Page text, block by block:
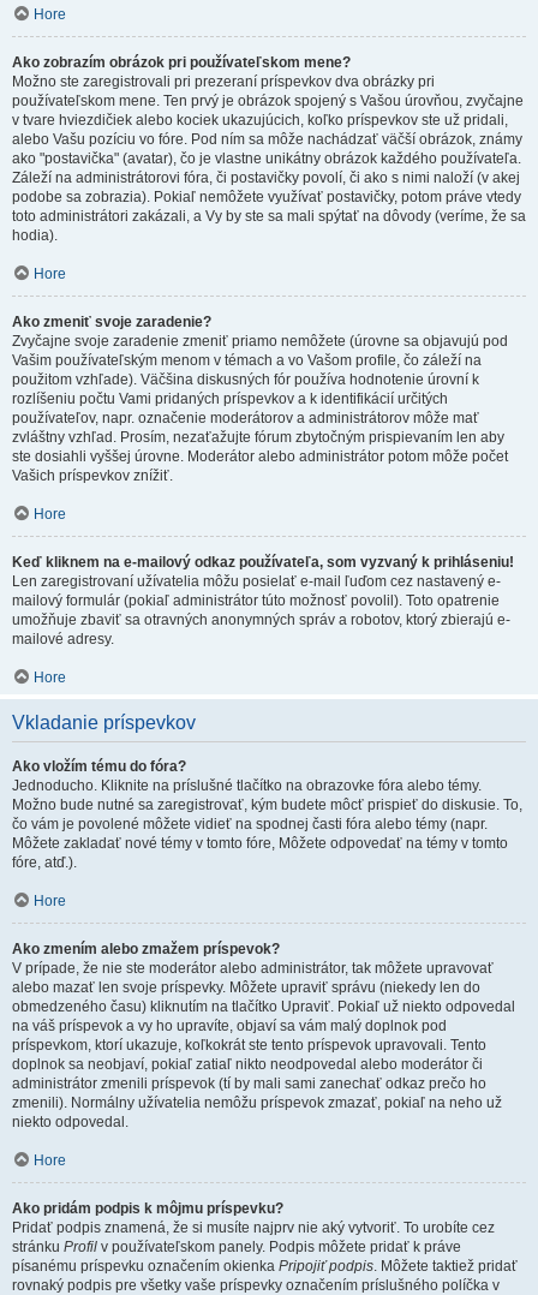
Hore
Ako zobrazím obrázok pri používateľskom mene?
Možno ste zaregistrovali pri prezeraní príspevkov dva obrázky pri
používateľskom mene. Ten prvý je obrázok spojený s Vašou úrovňou, zvyčajne
v tvare hviezdičiek alebo kociek ukazujúcich, koľko príspevkov ste už pridali,
alebo Vašu pozíciu vo fóre. Pod ním sa môže nachádzať väčší obrázok, známy
ako "postavička" (avatar), čo je vlastne unikátny obrázok každého používateľa.
Záleží na administrátorovi fóra, či postavičky povolí, či ako s nimi naloží (v akej
podobe sa zobrazia). Pokiaľ nemôžete využívať postavičky, potom práve vtedy
toto administrátori zakázali, a Vy by ste sa mali spýtať na dôvody (veríme, že sa
hodia).
Hore
Ako zmeniť svoje zaradenie?
Zvyčajne svoje zaradenie zmeniť priamo nemôžete (úrovne sa objavujú pod
Vašim používateľským menom v témach a vo Vašom profile, čo záleží na
použitom vzhľade). Väčšina diskusných fór používa hodnotenie úrovní k
rozlíšeniu počtu Vami pridaných príspevkov a k identifikácií určitých
používateľov, napr. označenie moderátorov a administrátorov môže mať
zvláštny vzhľad. Prosím, nezaťažujte fórum zbytočným prispievaním len aby
ste dosiahli vyššej úrovne. Moderátor alebo administrátor potom môže počet
Vašich príspevkov znížiť.
Hore
Keď kliknem na e-mailový odkaz používateľa, som vyzvaný k prihláseniu!
Len zaregistrovaní užívatelia môžu posielať e-mail ľuďom cez nastavený e-
mailový formulár (pokiaľ administrátor túto možnosť povolil). Toto opatrenie
umožňuje zbaviť sa otravných anonymných správ a robotov, ktorý zbierajú e-
mailové adresy.
Hore
Vkladanie príspevkov
Ako vložím tému do fóra?
Jednoducho. Kliknite na príslušné tlačítko na obrazovke fóra alebo témy.
Možno bude nutné sa zaregistrovať, kým budete môcť prispieť do diskusie. To,
čo vám je povolené môžete vidieť na spodnej časti fóra alebo témy (napr.
Môžete zakladať nové témy v tomto fóre, Môžete odpovedať na témy v tomto
fóre, atď.).
Hore
Ako zmením alebo zmažem príspevok?
V prípade, že nie ste moderátor alebo administrátor, tak môžete upravovať
alebo mazať len svoje príspevky. Môžete upraviť správu (niekedy len do
obmedzeného času) kliknutím na tlačítko Upraviť. Pokiaľ už niekto odpovedal
na váš príspevok a vy ho upravíte, objaví sa vám malý doplnok pod
príspevkom, ktorí ukazuje, koľkokrát ste tento príspevok upravovali. Tento
doplnok sa neobjaví, pokiaľ zatiaľ nikto neodpovedal alebo moderátor či
administrátor zmenili príspevok (tí by mali sami zanechať odkaz prečo ho
zmenili). Normálny užívatelia nemôžu príspevok zmazať, pokiaľ na neho už
niekto odpovedal.
Hore
Ako pridám podpis k môjmu príspevku?
Pridať podpis znamená, že si musíte najprv nie aký vytvoriť. To urobíte cez
stránku Profil v používateľskom panely. Podpis môžete pridať k práve
písanému príspevku označením okienka Pripojiť podpis. Môžete taktiež pridať
rovnaký podpis pre všetky vaše príspevky označením príslušného políčka v